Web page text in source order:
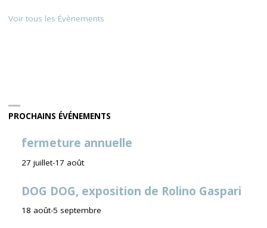
Voir tous les Évènements
PROCHAINS ÉVÉNEMENTS
fermeture annuelle
27 juillet-17 août
DOG DOG, exposition de Rolino Gaspari
18 août-5 septembre